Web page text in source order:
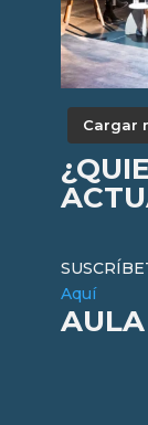
Cargar
Aquí
AULA